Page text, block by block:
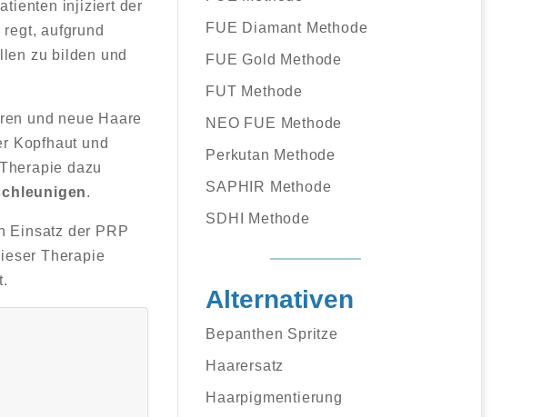
injiziert der
aufgrund
zu bilden und
und neue Haare
Kopfhaut und
dazu
.
Einsatz der PRP
Therapie
FUE Diamant Methode
FUE Gold Methode
FUT Methode
NEO FUE Methode
Perkutan Methode
SAPHIR Methode
SDHI Methode
Alternativen
Bepanthen Spritze
Haarersatz
Haarpigmentierung